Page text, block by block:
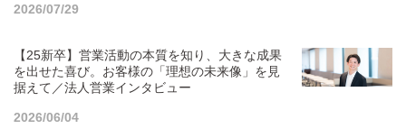
2026/07/29
【25新卒】営業活動の本質を知り、大きな成果
を出せた喜び。お客様の「理想の未来像」を見
据えて／法人営業インタビュー
2026/06/04